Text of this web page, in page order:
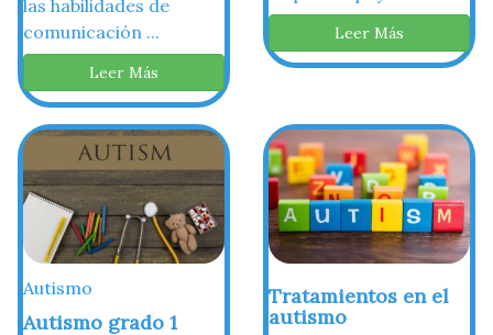
las habilidades de
comunicación ...
Leer Más
Leer Más
Autismo
Autismo grado 1
Tratamientos en el
autismo